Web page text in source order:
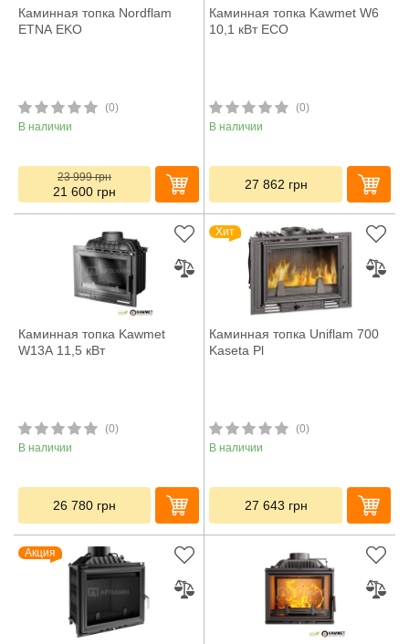
Каминная топка Nordflam
ETNA EKO
(0)
В наличии
23 999грн
21 600 грн
Каминная топка Kawmet W6
10,1 кВт ECO
(0)
В наличии
27 862 грн
Каминная топка Kawmet
W13A 11,5 кВт
(0)
В наличии
26 780 грн
Хит
Каминная топка Uniflam 700
Kaseta Pl
(0)
В наличии
27 643 грн
Акция